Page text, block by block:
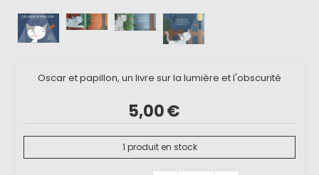
Oscar et papillon, un livre sur la lumière et l'obscurité
5,00€
1 produit en stock